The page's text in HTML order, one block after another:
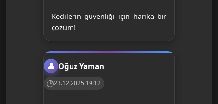
Kedilerin güvenliği için harika bir
çözüm!
Oğuz Yaman
23.12.2025 19:12